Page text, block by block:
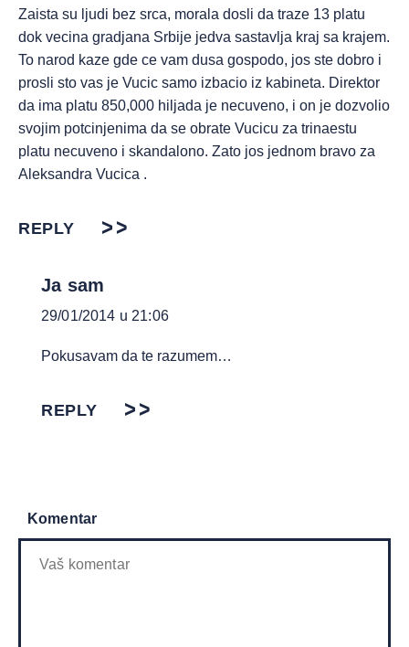
Zaista su ljudi bez srca, morala dosli da traze 13 platu
dok vecina gradjana Srbije jedva sastavlja kraj sa krajem.
To narod kaze gde ce vam dusa gospodo, jos ste dobro i
prosli sto vas je Vucic samo izbacio iz kabineta. Direktor
da ima platu 850,000 hiljada je necuveno, i on je dozvolio
svojim potcinjenima da se obrate Vucicu za trinaestu
platu necuveno i skandalono. Zato jos jednom bravo za
Aleksandra Vucica .
REPLY
Ja sam
29/01/2014 u 21:06
Pokusavam da te razumem…
REPLY
Komentar